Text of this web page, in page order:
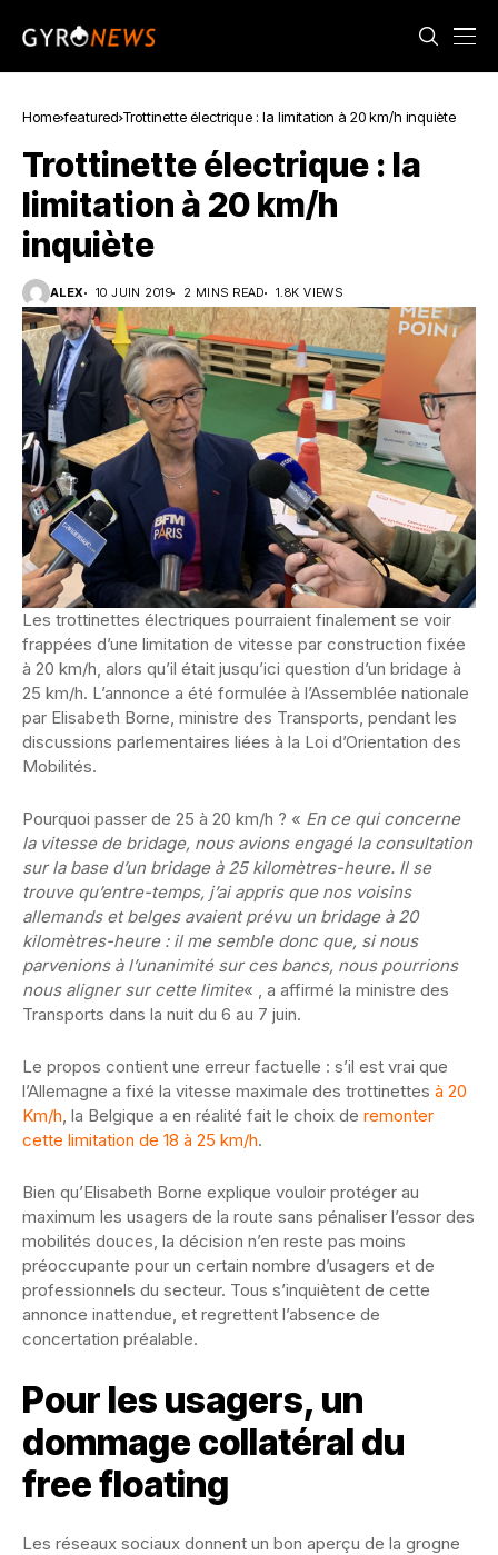
Home featured Trottinette électrique : la limitation à 20 km/h inquiète
Trottinette électrique : la
limitation à 20 km/h
inquiète
ALEX 10 JUIN 2019 2 MINS READ 1.8K VIEWS
Les trottinettes électriques pourraient finalement se voir
frappées d’une limitation de vitesse par construction fixée
à 20 km/h, alors qu’il était jusqu’ici question d’un bridage à
25 km/h. L’annonce a été formulée à l’Assemblée nationale
par Elisabeth Borne, ministre des Transports, pendant les
discussions parlementaires liées à la Loi d’Orientation des
Mobilités.
Pourquoi passer de 25 à 20 km/h ? « En ce qui concerne
la vitesse de bridage, nous avions engagé la consultation
sur la base d’un bridage à 25 kilomètres-heure. Il se
trouve qu’entre-temps, j’ai appris que nos voisins
allemands et belges avaient prévu un bridage à 20
kilomètres-heure : il me semble donc que, si nous
parvenions à l’unanimité sur ces bancs, nous pourrions
nous aligner sur cette limite« , a affirmé la ministre des
Transports dans la nuit du 6 au 7 juin.
Le propos contient une erreur factuelle : s’il est vrai que
l’Allemagne a fixé la vitesse maximale des trottinettes à 20
Km/h , la Belgique a en réalité fait le choix de remonter
cette limitation de 18 à 25 km/h.
Bien qu’Elisabeth Borne explique vouloir protéger au
maximum les usagers de la route sans pénaliser l’essor des
mobilités douces, la décision n’en reste pas moins
préoccupante pour un certain nombre d’usagers et de
professionnels du secteur. Tous s’inquiètent de cette
annonce inattendue, et regrettent l’absence de
concertation préalable.
Pour les usagers, un
dommage collatéral du
free floating
Les réseaux sociaux donnent un bon aperçu de la grogne